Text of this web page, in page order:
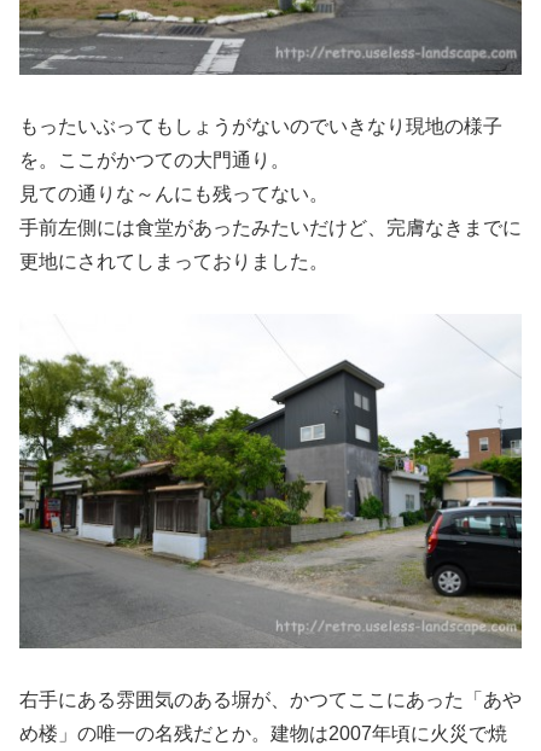
もったいぶってもしょうがないのでいきなり現地の様子
を。ここがかつての大門通り。
見ての通りな～んにも残ってない。
手前左側には食堂があったみたいだけど、完膚なきまでに
更地にされてしまっておりました。
右手にある雰囲気のある塀が、かつてここにあった「あや
め楼」の唯一の名残だとか。建物は2007年頃に火災で焼